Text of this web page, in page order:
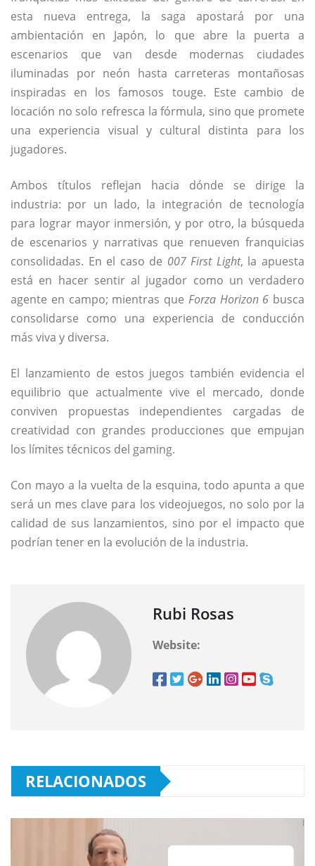
esta nueva entrega, la saga apostará por una
ambientación en Japón, lo que abre la puerta a
escenarios que van desde modernas ciudades
iluminadas por neón hasta carreteras montañosas
inspiradas en los famosos touge. Este cambio de
locación no solo refresca la fórmula, sino que promete
una experiencia visual y cultural distinta para los
jugadores.
Ambos títulos reflejan hacia dónde se dirige la
industria: por un lado, la integración de tecnología
para lograr mayor inmersión, y por otro, la búsqueda
de escenarios y narrativas que renueven franquicias
consolidadas. En el caso de 007 First Light, la apuesta
está en hacer sentir al jugador como un verdadero
agente en campo; mientras que Forza Horizon 6 busca
consolidarse como una experiencia de conducción
más viva y diversa.
El lanzamiento de estos juegos también evidencia el
equilibrio que actualmente vive el mercado, donde
conviven propuestas independientes cargadas de
creatividad con grandes producciones que empujan
los límites técnicos del gaming.
Con mayo a la vuelta de la esquina, todo apunta a que
será un mes clave para los videojuegos, no solo por la
calidad de sus lanzamientos, sino por el impacto que
podrían tener en la evolución de la industria.
Rubi Rosas
Website:
RELACIONADOS